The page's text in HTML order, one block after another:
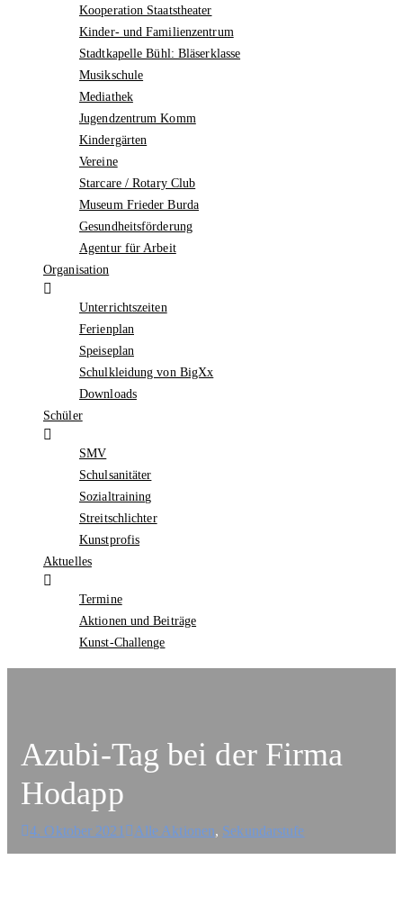
Kooperation Staatstheater
Kinder- und Familienzentrum
Stadtkapelle Bühl: Bläserklasse
Musikschule
Mediathek
Jugendzentrum Komm
Kindergärten
Vereine
Starcare / Rotary Club
Museum Frieder Burda
Gesundheitsförderung
Agentur für Arbeit
Organisation
Unterrichtszeiten
Ferienplan
Speiseplan
Schulkleidung von BigXx
Downloads
Schüler
SMV
Schulsanitäter
Sozialtraining
Streitschlichter
Kunstprofis
Aktuelles
Termine
Aktionen und Beiträge
Kunst-Challenge
Azubi-Tag bei der Firma
Hodapp
4. Oktober 2021 Alle Aktionen, Sekundarstufe